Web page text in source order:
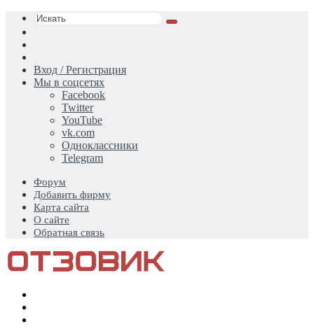
Искать
статья
Вход / Регистрация
Мы в соцсетях
Facebook
Twitter
YouTube
vk.com
Одноклассники
Telegram
Форум
Добавить фирму
Карта сайта
О сайте
Обратная связь